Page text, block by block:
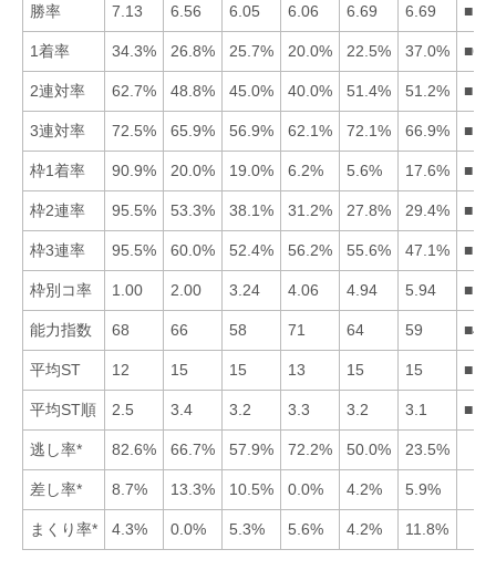
勝率 7.13 6.56 6.05 6.06 6.69 6.69
1着率 34.3% 26.8% 25.7% 20.0% 22.5% 37.0%
2連対率 62.7% 48.8% 45.0% 40.0% 51.4% 51.2%
3連対率 72.5% 65.9% 56.9% 62.1% 72.1% 66.9%
枠1着率 90.9% 20.0% 19.0% 6.2% 5.6% 17.6%
枠2連率 95.5% 53.3% 38.1% 31.2% 27.8% 29.4%
枠3連率 95.5% 60.0% 52.4% 56.2% 55.6% 47.1%
枠別コ率 1.00 2.00 3.24 4.06 4.94 5.94
能力指数 68 66 58 71 64 59
平均ST 12 15 15 13 15 15
平均ST順 2.5 3.4 3.2 3.3 3.2 3.1
逃し率* 82.6% 66.7% 57.9% 72.2% 50.0% 23.5%
差し率* 8.7% 13.3% 10.5% 0.0% 4.2% 5.9%
まくり率* 4.3% 0.0% 5.3% 5.6% 4.2% 11.8%